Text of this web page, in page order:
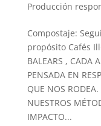
Producción
Compostaje:
propósito Cafés
BALEARS , CADA
PENSADA EN
QUE NOS RODEA.
NUESTROS
IMPACTO...